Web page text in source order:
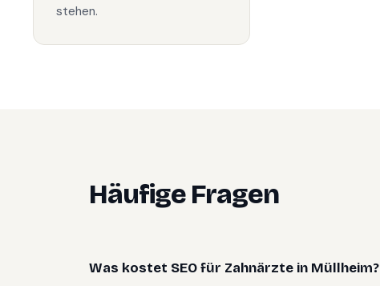
stehen.
Häufige Fragen
Was kostet SEO für Zahnärzte in Müllheim?